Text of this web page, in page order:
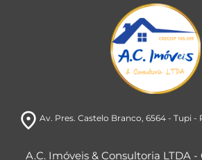
room Av. Pres. Castelo Branco, 6564- Tupi -
A.C. Imóveis & Consultoria LTDA -